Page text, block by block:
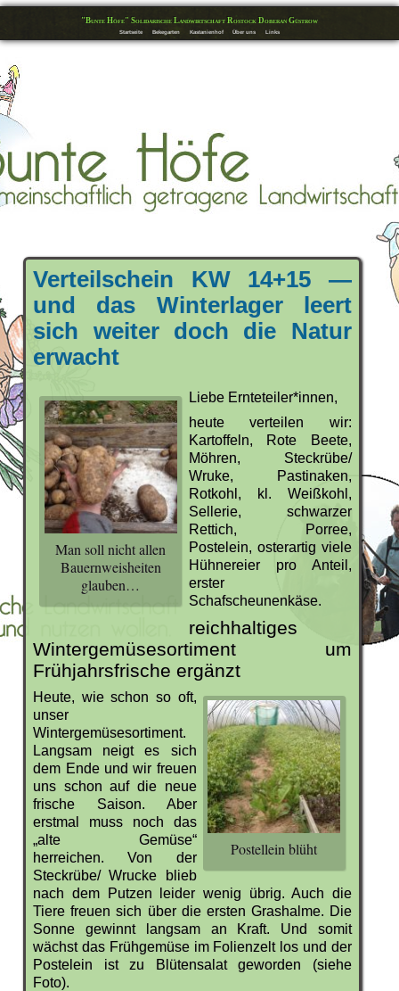
"Bunte Höfe" Solidarische Landwirtschaft Rostock Doberan Güstrow
Startseite Bekegarten Kastanienhof Über uns Links
Verteilschein KW 14+15 —
und das Winterlager leert
sich weiter doch die Natur
erwacht
Man soll nicht allen
Bauernweisheiten
glauben…
Liebe Ernteteiler*innen,
heute verteilen wir:
Kartoffeln, Rote Beete,
Möhren, Steckrübe/
Wruke, Pastinaken,
Rotkohl, kl. Weißkohl,
Sellerie, schwarzer
Rettich, Porree,
Postelein, osterartig viele
Hühnereier pro Anteil,
erster
Schafscheunenkäse.
reichhaltiges
Wintergemüsesortiment um
Frühjahrsfrische ergänzt
Postellein blüht
Heute, wie schon so oft,
unser
Wintergemüsesortiment.
Langsam neigt es sich
dem Ende und wir freuen
uns schon auf die neue
frische Saison. Aber
erstmal muss noch das
„alte Gemüse“
herreichen. Von der
Steckrübe/ Wrucke blieb
nach dem Putzen leider wenig übrig. Auch die
Tiere freuen sich über die ersten Grashalme. Die
Sonne gewinnt langsam an Kraft. Und somit
wächst das Frühgemüse im Folienzelt los und der
Postelein ist zu Blütensalat geworden (siehe
Foto).